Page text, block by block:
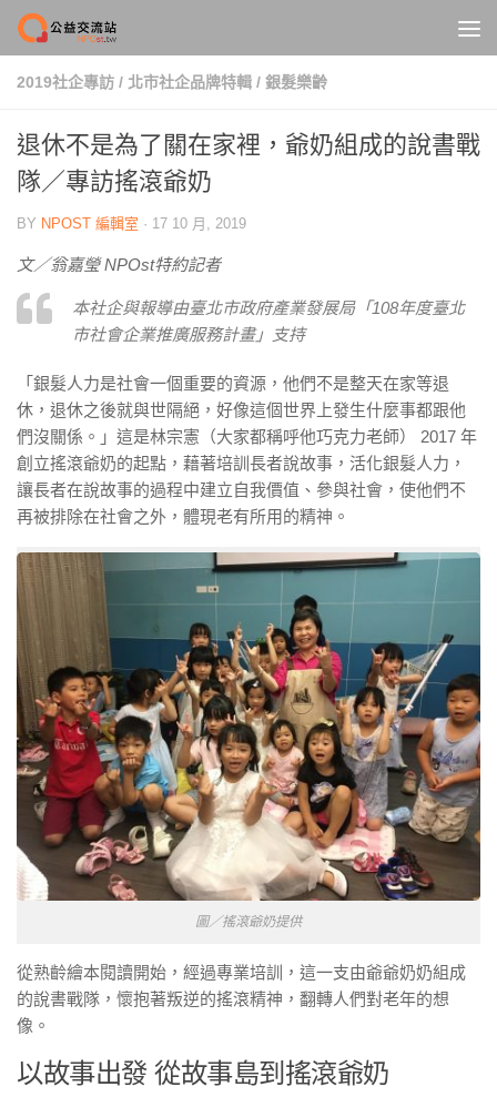
Skip to content
2019社企專訪 / 北市社企品牌特輯 / 銀髮樂齡
退休不是為了關在家裡，爺奶組成的說書戰
隊／專訪搖滾爺奶
BY NPOST 編輯室 · 17 10 月, 2019
文／翁嘉瑩 NPOst特約記者
本社企與報導由臺北市政府產業發展局「108年度臺北
市社會企業推廣服務計畫」支持
「銀髮人力是社會一個重要的資源，他們不是整天在家等退
休，退休之後就與世隔絕，好像這個世界上發生什麼事都跟他
們沒關係。」這是林宗憲（大家都稱呼他巧克力老師） 2017 年
創立搖滾爺奶的起點，藉著培訓長者說故事，活化銀髮人力，
讓長者在說故事的過程中建立自我價值、參與社會，使他們不
再被排除在社會之外，體現老有所用的精神。
圖／搖滾爺奶提供
從熟齡繪本閱讀開始，經過專業培訓，這一支由爺爺奶奶組成
的說書戰隊，懷抱著叛逆的搖滾精神，翻轉人們對老年的想
像。
以故事出發 從故事島到搖滾爺奶